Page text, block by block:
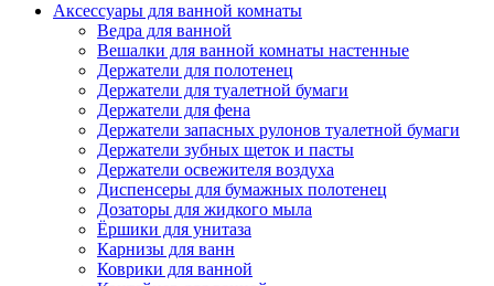
Аксессуары для ванной комнаты
Ведра для ванной
Вешалки для ванной комнаты настенные
Держатели для полотенец
Держатели для туалетной бумаги
Держатели для фена
Держатели запасных рулонов туалетной бумаги
Держатели зубных щеток и пасты
Держатели освежителя воздуха
Диспенсеры для бумажных полотенец
Дозаторы для жидкого мыла
Ёршики для унитаза
Карнизы для ванн
Коврики для ванной